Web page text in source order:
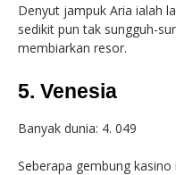
Denyut jampuk Aria ialah
sedikit pun tak sungguh-
membiarkan resor.
5. Venesia
Banyak dunia: 4. 049
Seberapa gembung